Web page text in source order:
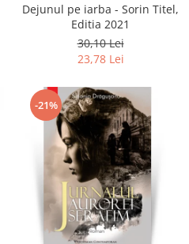
Dejunul pe iarba - Sorin Titel,
Editia 2021
30,10 Lei
23,78 Lei
-21%